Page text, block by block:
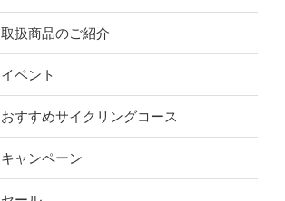
取扱商品のご紹介
イベント
おすすめサイクリングコース
キャンペーン